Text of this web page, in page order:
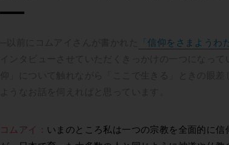
「信仰をさまようわ
コムアイ： いまのところ私は一つの宗教を全面的に